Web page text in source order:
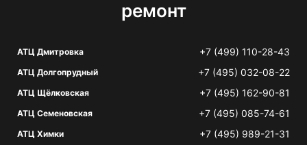
ремонт
АТЦ Дмитровка +7 (499) 110-28-43
АТЦ Долгопрудный +7 (495) 032-08-22
АТЦ Щёлковская +7 (495) 162-90-81
АТЦ Семеновская +7 (495) 085-74-61
АТЦ Химки +7 (495) 989-21-31